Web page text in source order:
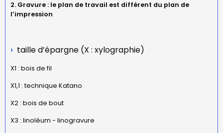
2. Gravure : le plan de travail est différent du plan de
l’impression
taille d’épargne (X : xylographie)
X1 : bois de fil
X1,1 : technique Katano
X2 : bois de bout
X3 : linoléum - linogravure